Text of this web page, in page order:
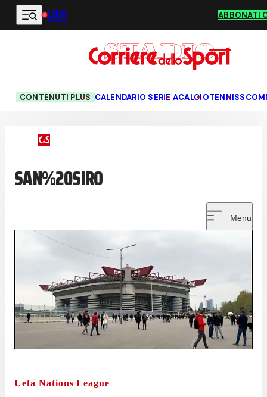
Vai al contenuto principale
LIVE ABBONATI
CONTENUTI PLUS CALENDARIO SERIE ACALCIOTENNIS
SAN%20SIRO
Menu
Uefa Nations League